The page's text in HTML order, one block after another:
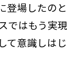
登場したの
ではもう実
て意識しはじ